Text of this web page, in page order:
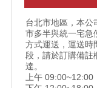
台北市地區，本公
市多半與統一宅急
方式運送，運送時
段，請於訂購備註
達。
上午 09:00~12:00